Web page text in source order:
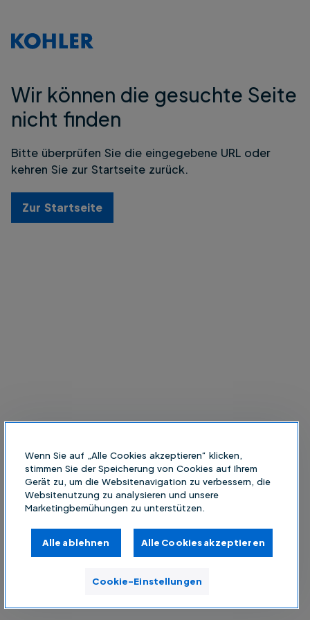
Wir können die gesuchte Seite
nicht finden
Bitte überprüfen Sie die eingegebene URL oder
kehren Sie zur Startseite zurück.
Zur Startseite
Wenn Sie auf „Alle Cookies akzeptieren“ klicken,
stimmen Sie der Speicherung von Cookies auf Ihrem
Gerät zu, um die Websitenavigation zu verbessern, die
Websitenutzung zu analysieren und unsere
Marketingbemühungen zu unterstützen.
Alle ablehnen Alle Cookies akzeptieren
Cookie-Einstellungen